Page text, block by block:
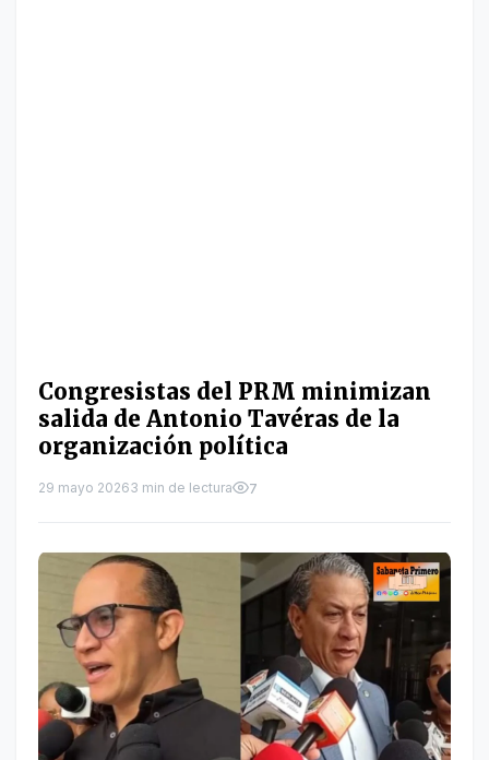
Congresistas del PRM minimizan
salida de Antonio Tavéras de la
organización política
29 mayo 20263 min de lectura 7